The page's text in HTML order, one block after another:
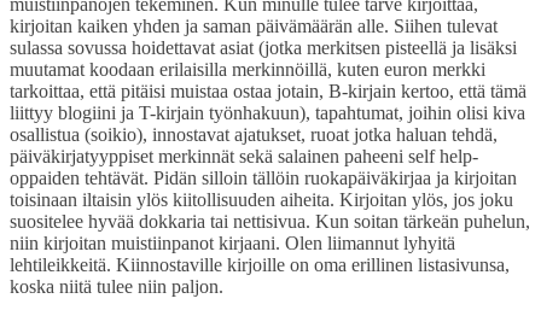
muistiinpanojen tekeminen. Kun minulle tulee tarve kirjoittaa,
kirjoitan kaiken yhden ja saman päivämäärän alle. Siihen tulevat
sulassa sovussa hoidettavat asiat (jotka merkitsen pisteellä ja lisäksi
muutamat koodaan erilaisilla merkinnöillä, kuten euron merkki
tarkoittaa, että pitäisi muistaa ostaa jotain, B-kirjain kertoo, että tämä
liittyy blogiini ja T-kirjain työnhakuun), tapahtumat, joihin olisi kiva
osallistua (soikio), innostavat ajatukset, ruoat jotka haluan tehdä,
päiväkirjatyyppiset merkinnät sekä salainen paheeni self help-
oppaiden tehtävät. Pidän silloin tällöin ruokapäiväkirjaa ja kirjoitan
toisinaan iltaisin ylös kiitollisuuden aiheita. Kirjoitan ylös, jos joku
suositelee hyvää dokkaria tai nettisivua. Kun soitan tärkeän puhelun,
niin kirjoitan muistiinpanot kirjaani. Olen liimannut lyhyitä
lehtileikkeitä. Kiinnostaville kirjoille on oma erillinen listasivunsa,
koska niitä tulee niin paljon.